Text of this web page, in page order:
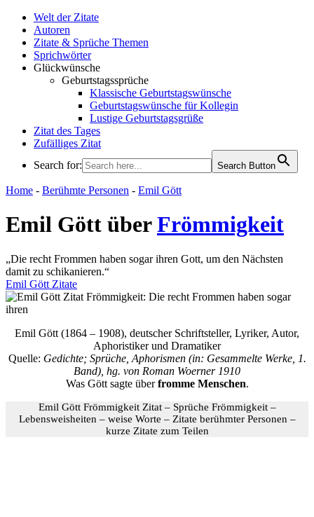
Welt der Zitate
Autoren
Zitate & Sprüche Themen
Sprichwörter
Glückwünsche
Geburtstagssprüche
Klassische Geburtstagswünsche
Geburtstagswünsche für Kollegin
Lustige Geburtstagsgrüße
Zitat des Tages
Zufälliges Zitat
Search for:
Search Button
WELT DER ZITATE
Home - Berühmte Personen - Emil Gött
Emil Gött überFrömmigkeit
„Die recht Frommen haben sogar ihren Gott, um den Nächsten
damit zu schikanieren.“
Emil Gött Zitate
Emil Gött (1864 – 1908), deutscher Schriftsteller, Lyriker, Autor,
Aphoristiker und Dramatiker
Quelle: Gedichte; Sprüche, Aphorismen (in: Gesammelte Werke, 1.
Band), hg. von Roman Woerner 1910
Was Gött sagte überfromme Menschen.
Emil Gött Frömmigkeit Zitat – Sprüche Frömmigkeit –
Lebensweisheiten – weise Worte – Zitate berühmter Personen –
kurze Zitate zum Teilen